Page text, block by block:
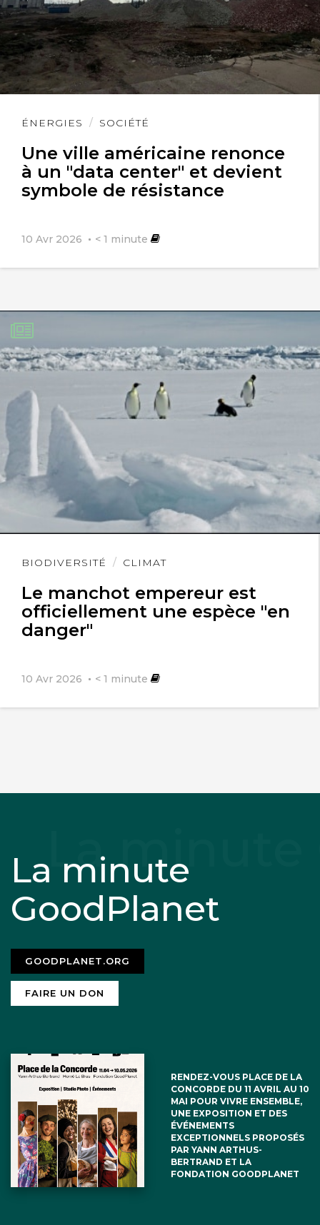
ÉNERGIES SOCIÉTÉ
Une ville américaine renonce
à un "data center" et devient
symbole de résistance
10 Avr 2026 < 1 minute
Lire
BIODIVERSITÉ CLIMAT
Le manchot empereur est
officiellement une espèce "en
danger"
10 Avr 2026 < 1 minute
Lire
La minute
GoodPlanet
GOODPLANET.ORG
FAIRE UN DON
RENDEZ-VOUS PLACE DE LA
CONCORDE DU 11 AVRIL AU 10
MAI POUR VIVRE ENSEMBLE,
UNE EXPOSITION ET DES
ÉVÉNEMENTS
EXCEPTIONNELS PROPOSÉS
PAR YANN ARTHUS-
BERTRAND ET LA
FONDATION GOODPLANET